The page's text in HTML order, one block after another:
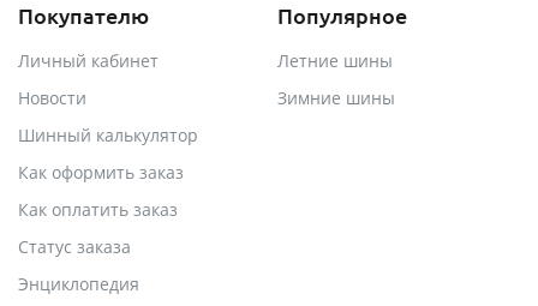
Покупателю
Личный кабинет
Новости
Шинный калькулятор
Как оформить заказ
Как оплатить заказ
Статус заказа
Энциклопедия
Популярное
Летние шины
Зимние шины